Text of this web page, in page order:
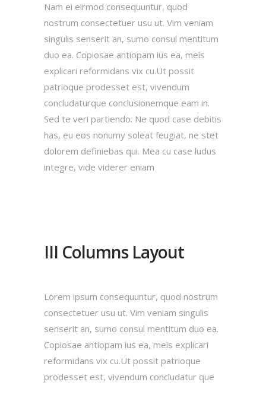
Nam ei eirmod consequuntur, quod
nostrum consectetuer usu ut. Vim veniam
singulis senserit an, sumo consul mentitum
duo ea. Copiosae antiopam ius ea, meis
explicari reformidans vix cu.Ut possit
patrioque prodesset est, vivendum
concludaturque conclusionemque eam in.
Sed te veri partiendo. Ne quod case debitis
has, eu eos nonumy soleat feugiat, ne stet
dolorem definiebas qui. Mea cu case ludus
integre, vide viderer eniam
III Columns Layout
Lorem ipsum consequuntur, quod nostrum
consectetuer usu ut. Vim veniam singulis
senserit an, sumo consul mentitum duo ea.
Copiosae antiopam ius ea, meis explicari
reformidans vix cu.Ut possit patrioque
prodesset est, vivendum concludatur que